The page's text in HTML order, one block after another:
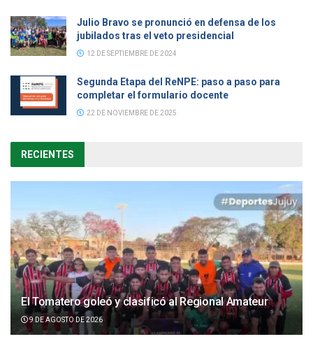
Julio Bravo se pronunció en defensa de los
jubilados tras el veto presidencial
12 DE SEPTIEMBRE DE 2024
Segunda Etapa del ReNPE: paso a paso para
completar el formulario docente
22 DE NOVIEMBRE DE 2025
RECIENTES
El Tomatero goleó y clasificó al Regional Amateur
9 DE AGOSTO DE 2026